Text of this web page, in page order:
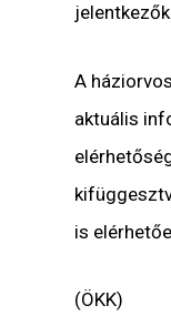
A
aktuális
is
(ÖKK)